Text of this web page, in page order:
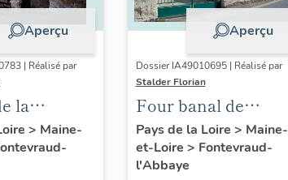
Aperçu
| Réalisé par
la
ou
31 rue
de-l'Habit,
> Maine-
Aperçu
Dossier IA49010695 | Réalisé par
Stalder Florian
Four banal de
l'Ânerie, puis ferme
du Bas-Courty,
actuellement Le
Pays de la Loire > Maine-
et-Loire > Fontevraud-
l'Abbaye